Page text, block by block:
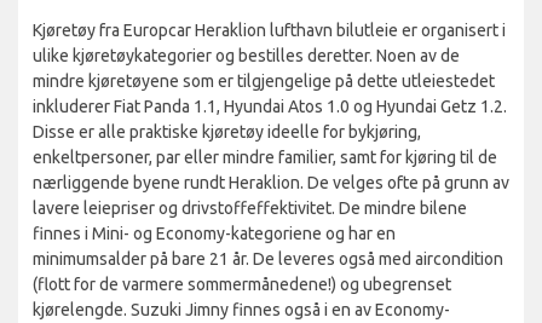
Kjøretøy fra Europcar Heraklion lufthavn bilutleie er organisert i
ulike kjøretøykategorier og bestilles deretter. Noen av de
mindre kjøretøyene som er tilgjengelige på dette utleiestedet
inkluderer Fiat Panda 1.1, Hyundai Atos 1.0 og Hyundai Getz 1.2.
Disse er alle praktiske kjøretøy ideelle for bykjøring,
enkeltpersoner, par eller mindre familier, samt for kjøring til de
nærliggende byene rundt Heraklion. De velges ofte på grunn av
lavere leiepriser og drivstoffeffektivitet. De mindre bilene
finnes i Mini- og Economy-kategoriene og har en
minimumsalder på bare 21 år. De leveres også med aircondition
(flott for de varmere sommermånedene!) og ubegrenset
kjørelengde. Suzuki Jimny finnes også i en av Economy-